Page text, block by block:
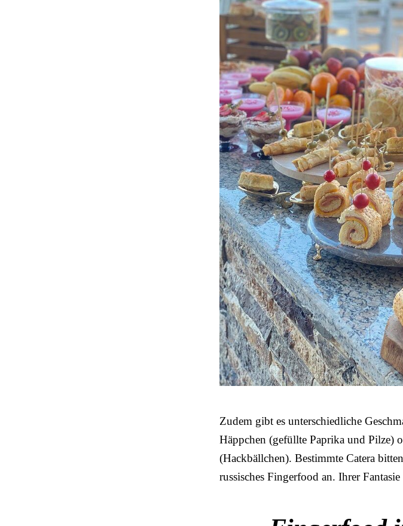
Zudem gibt es unterschiedliche
Häppchen (gefüllte Paprika und Pilze)
(Hackbällchen). Bestimmte Catera
russisches Fingerfood an. Ihrer